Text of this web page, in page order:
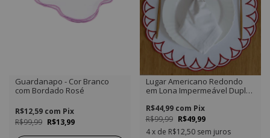
Guardanapo - Cor Branco
com Bordado Rosé
R$99,99 R$13,99
R$12,59 com Pix
Lugar Americano Redondo
em Lona Impermeável Duplo
Vermelho
R$99,99 R$49,99
R$44,99 com Pix
4 x de R$12,50 sem juros